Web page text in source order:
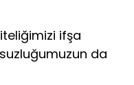
ifşa
da